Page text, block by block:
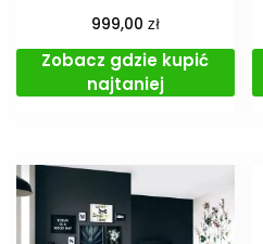
999,00 zł
Zobacz gdzie kupić
najtaniej